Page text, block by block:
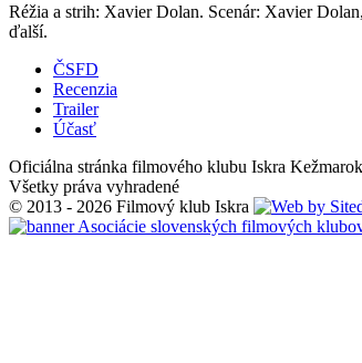
Réžia a strih: Xavier Dolan. Scenár: Xavier
ďalší.
ČSFD
Recenzia
Trailer
Účasť
Oficiálna stránka filmového klubu Iskra
Všetky práva vyhradené
© 2013 - 2026 Filmový klub Iskra